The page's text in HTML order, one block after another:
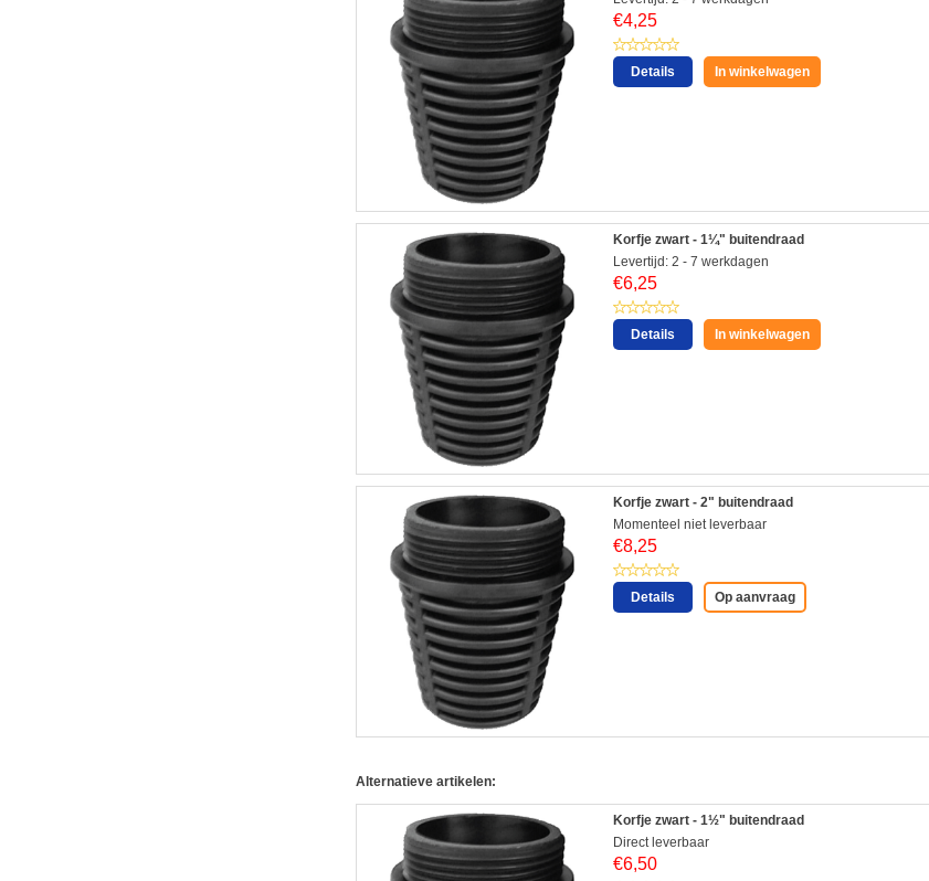
€4,25
Details In winkelwagen
Korfje zwart - 1¼" buitendraad
Levertijd: 2 - 7 werkdagen
€6,25
Details In winkelwagen
Korfje zwart - 2" buitendraad
Momenteel niet leverbaar
€8,25
Details Op aanvraag
Alternatieve artikelen:
Korfje zwart - 1½" buitendraad
Direct leverbaar
€6,50